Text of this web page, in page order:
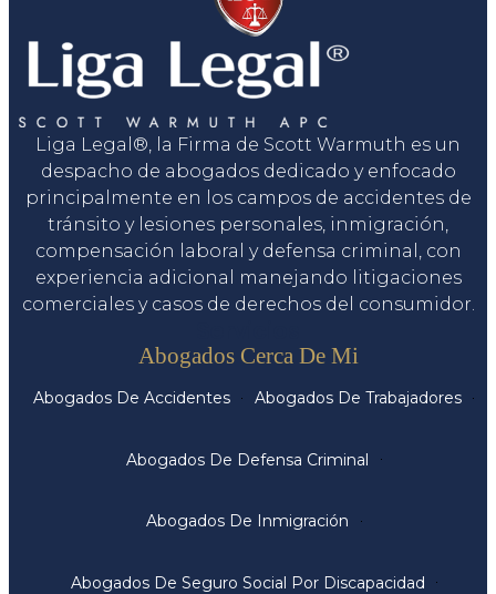
Liga Legal®, la Firma de Scott Warmuth es un
despacho de abogados dedicado y enfocado
principalmente en los campos de accidentes de
tránsito y lesiones personales, inmigración,
compensación laboral y defensa criminal, con
experiencia adicional manejando litigaciones
comerciales y casos de derechos del consumidor.
Abogados Cerca De Mi
Abogados De Accidentes Abogados De Trabajadores
Abogados De Defensa Criminal
Abogados De Inmigración
Abogados De Seguro Social Por Discapacidad